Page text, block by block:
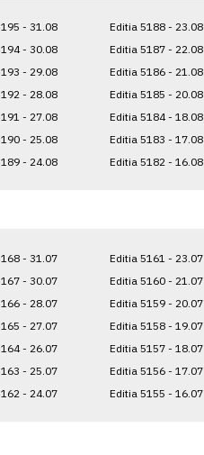
- 31.08
- 30.08
- 29.08
- 28.08
- 27.08
- 25.08
- 24.08
Editia 5188 - 23.08
Editia 5187 - 22.08
Editia 5186 - 21.08
Editia 5185 - 20.08
Editia 5184 - 18.08
Editia 5183 - 17.08
Editia 5182 - 16.08
- 31.07
- 30.07
- 28.07
- 27.07
- 26.07
- 25.07
- 24.07
Editia 5161 - 23.07
Editia 5160 - 21.07
Editia 5159 - 20.07
Editia 5158 - 19.07
Editia 5157 - 18.07
Editia 5156 - 17.07
Editia 5155 - 16.07